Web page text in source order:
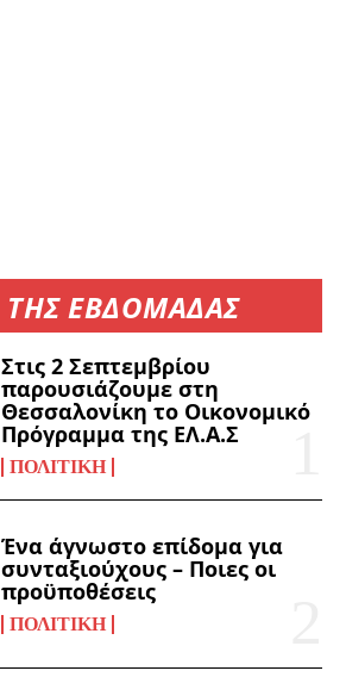
ΤΗΣ ΕΒΔΟΜΑΔΑΣ
Στις 2 Σεπτεμβρίου
παρουσιάζουμε στη
Θεσσαλονίκη το Οικονομικό
Πρόγραμμα της ΕΛ.Α.Σ
ΠΟΛΙΤΙΚΉ
Ένα άγνωστο επίδομα για
συνταξιούχους – Ποιες οι
προϋποθέσεις
ΠΟΛΙΤΙΚΉ